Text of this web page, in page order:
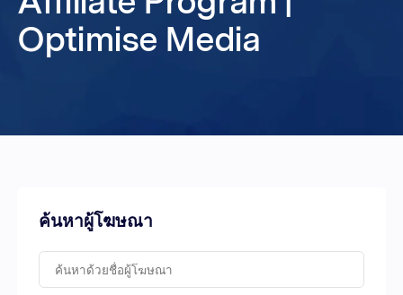
Optimise Media
ค้นหาผู้โฆษณา